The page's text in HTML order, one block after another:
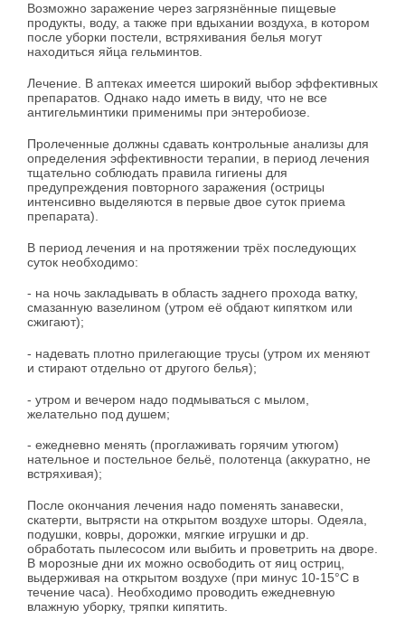
Возможно заражение через загрязнённые пищевые
продукты, воду, а также при вдыхании воздуха, в котором
после уборки постели, встряхивания белья могут
находиться яйца гельминтов.
Лечение. В аптеках имеется широкий выбор эффективных
препаратов. Однако надо иметь в виду, что не все
антигельминтики применимы при энтеробиозе.
Пролеченные должны сдавать контрольные анализы для
определения эффективности терапии, в период лечения
тщательно соблюдать правила гигиены для
предупреждения повторного заражения (острицы
интенсивно выделяются в первые двое суток приема
препарата).
В период лечения и на протяжении трёх последующих
суток необходимо:
- на ночь закладывать в область заднего прохода ватку,
смазанную вазелином (утром её обдают кипятком или
сжигают);
- надевать плотно прилегающие трусы (утром их меняют
и стирают отдельно от другого белья);
- утром и вечером надо подмываться с мылом,
желательно под душем;
- ежедневно менять (проглаживать горячим утюгом)
нательное и постельное бельё, полотенца (аккуратно, не
встряхивая);
После окончания лечения надо поменять занавески,
скатерти, вытрясти на открытом воздухе шторы. Одеяла,
подушки, ковры, дорожки, мягкие игрушки и др.
обработать пылесосом или выбить и проветрить на дворе.
В морозные дни их можно освободить от яиц остриц,
выдерживая на открытом воздухе (при минус 10-15°С в
течение часа). Необходимо проводить ежедневную
влажную уборку, тряпки кипятить.